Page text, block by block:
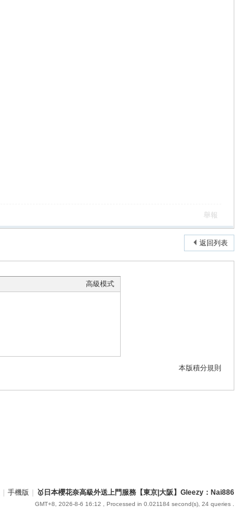
舉報
返回列表
高級模式
本版積分規則
手機版 🥇日本櫻花奈高級外送上門服務【東京|大阪】Gleezy：Nai886
GMT+8, 2026-8-6 16:12 , Processed in 0.021184 second(s), 24 queries .